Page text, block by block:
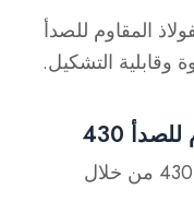
المقاوم للصدأ
430
يتم معالجة الفولاذ المقاوم للصدأ 430 من خلال